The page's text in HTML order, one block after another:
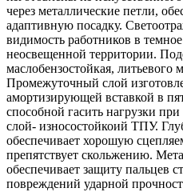
через металлические петли,
адаптивную посадку.
видимость работников в
неосвещенной территории.
маслобензостойкая, литьевого
Промежуточный слой
амортизирующей вставкой в
способной гасить нагрузки
слой- износостойкоий ТПУ.
обеспечивает хорошую
препятствует скольжению.
обеспечивает защиту пальцев
повреждений ударной